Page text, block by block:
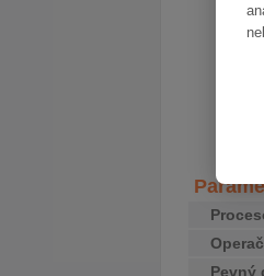
Pevný